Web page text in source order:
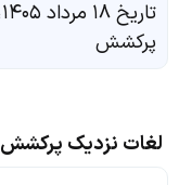
پرکشش
لغات نزدیک پرکشش